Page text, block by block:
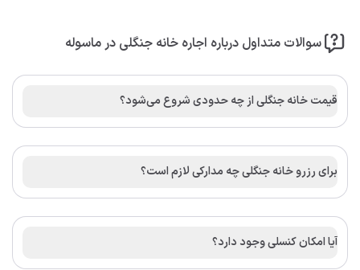
سوالات متداول درباره اجاره خانه جنگلی در ماسوله
قیمت خانه جنگلی از چه حدودی شروع می‌شود؟
برای رزرو خانه جنگلی چه مدارکی لازم است؟
آیا امکان کنسلی وجود دارد؟